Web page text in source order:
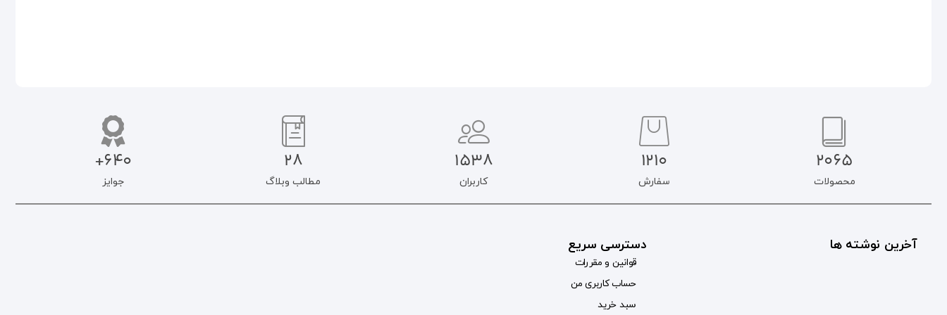
2065
محصولات
1210
سفارش
1538
کاربران
28
مطالب وبلاگ
640+
جوایز
آخرین نوشته ها دسترسی سریع
قوانین و مقررات
حساب کاربری من
سبد خرید